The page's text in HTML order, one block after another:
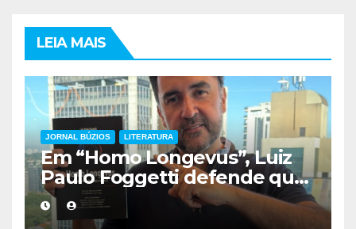
LEIA MAIS
JORNAL BÚZIOS LITERATURA
Em “Homo Longevus”, Luiz
Paulo Foggetti defende que
viver mais exigirá uma nova
forma de encarar a vida